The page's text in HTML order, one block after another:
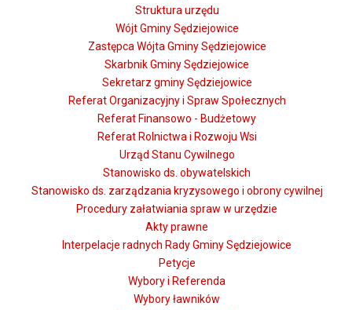
Struktura urzędu
Wójt Gminy Sędziejowice
Zastępca Wójta Gminy Sędziejowice
Skarbnik Gminy Sędziejowice
Sekretarz gminy Sędziejowice
Referat Organizacyjny i Spraw Społecznych
Referat Finansowo - Budżetowy
Referat Rolnictwa i Rozwoju Wsi
Urząd Stanu Cywilnego
Stanowisko ds. obywatelskich
Stanowisko ds. zarządzania kryzysowego i obrony cywilnej
Procedury załatwiania spraw w urzędzie
Akty prawne
Interpelacje radnych Rady Gminy Sędziejowice
Petycje
Wybory i Referenda
Wybory ławników